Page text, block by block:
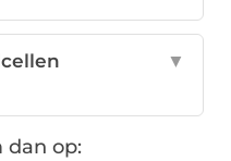
▼
dan op: